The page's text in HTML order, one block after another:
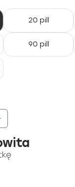
20 pill
90 pill